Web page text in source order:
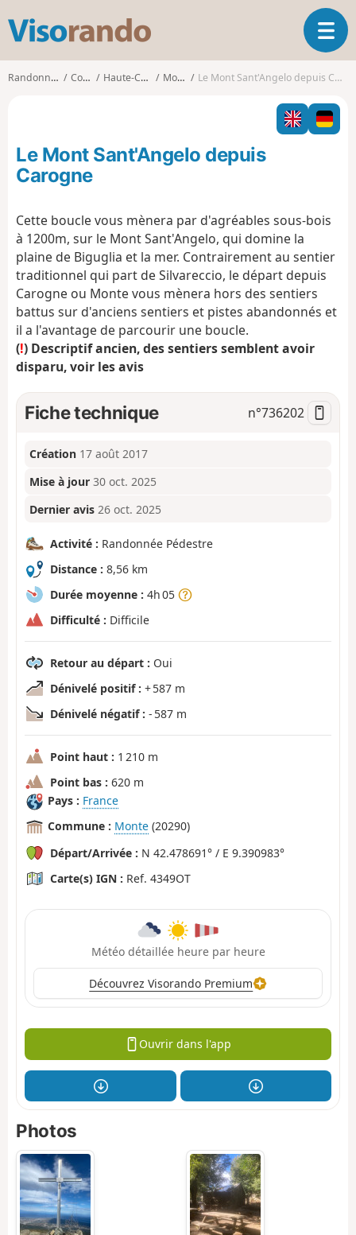
s
o
O
u
v
i
r
l
i
a
t
n
Randonnées Corse Haute-Corse Monte Le Mont Sant'Angelo depuis Carogne
Le Mont Sant'Angelo depuis
Carogne
Cette boucle vous mènera par d'agréables sous-bois
à 1200m, sur le Mont Sant'Angelo, qui domine la
plaine de Biguglia et la mer. Contrairement au sentier
traditionnel qui part de Silvareccio, le départ depuis
Carogne ou Monte vous mènera hors des sentiers
battus sur d'anciens sentiers et pistes abandonnés et
il a l'avantage de parcourir une boucle.
(!) Descriptif ancien, des sentiers semblent avoir
disparu, voir les avis
Fiche technique n°736202
Création 17 août 2017
Mise à jour 30 oct. 2025
Dernier avis 26 oct. 2025
Activité : Randonnée Pédestre
Distance : 8,56 km
Durée moyenne : 4h 05
Difficulté : Difficile
Retour au départ : Oui
Dénivelé positif : + 587 m
Dénivelé négatif : - 587 m
Point haut : 1 210 m
Point bas : 620 m
Pays : France
Commune : Monte (20290)
Départ/Arrivée : N 42.478691° / E 9.390983°
Carte(s) IGN : Ref. 4349OT
Météo détaillée heure par heure
Découvrez Visorando Premium
Ouvrir dans l'app
Photos